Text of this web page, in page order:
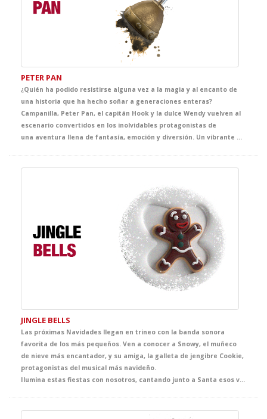
PETER PAN
¿Quién ha podido resistirse alguna vez a la magia y al encanto de
una historia que ha hecho soñar a generaciones enteras?
Campanilla, Peter Pan, el capitán Hook y la dulce Wendy vuelven al
escenario convertidos en los inolvidables protagonistas de
JINGLE BELLS
Las próximas Navidades llegan en trineo con la banda sonora
favorita de los más pequeños. Ven a conocer a Snowy, el muñeco
de nieve más encantador, y su amiga, la galleta de jengibre Cookie,
protagonistas del musical más navideño.